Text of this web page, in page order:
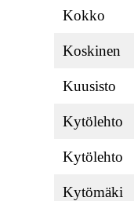
Kokko
Koskinen
Kuusisto
Kytölehto
Kytölehto
Kytömäki